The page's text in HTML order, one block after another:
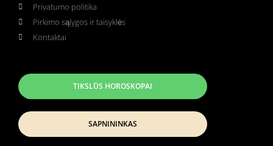
Privatumo politika
Pirkimo sąlygos ir taisyklės
Kontaktai
TIKSLŪS HOROSKOPAI
SAPNININKAS